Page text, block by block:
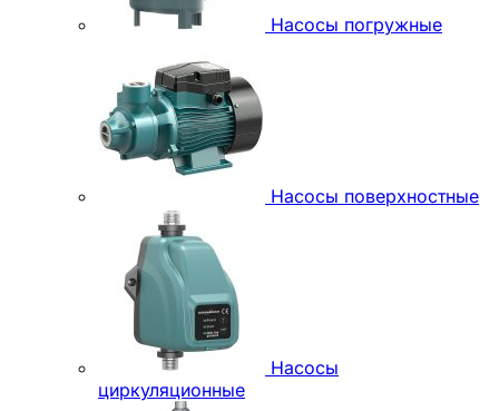
Насосы погружные
Насосы поверхностные
Насосы
циркуляционные